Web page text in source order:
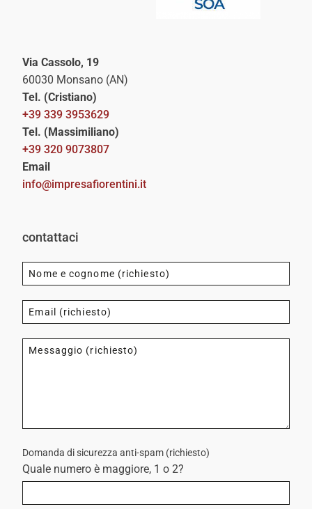
Via Cassolo, 19
60030 Monsano (AN)
Tel. (Cristiano)
+39 339 3953629
Tel. (Massimiliano)
+39 320 9073807
Email
info@impresafiorentini.it
contattaci
Domanda di sicurezza anti-spam (richiesto)
Quale numero è maggiore, 1 o 2?